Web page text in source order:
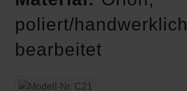
poliert/handwerklich
bearbeitet